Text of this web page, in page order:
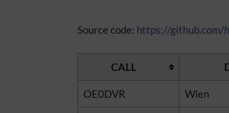
Source code: https://github.com/
CALL
OE0DVR Wien